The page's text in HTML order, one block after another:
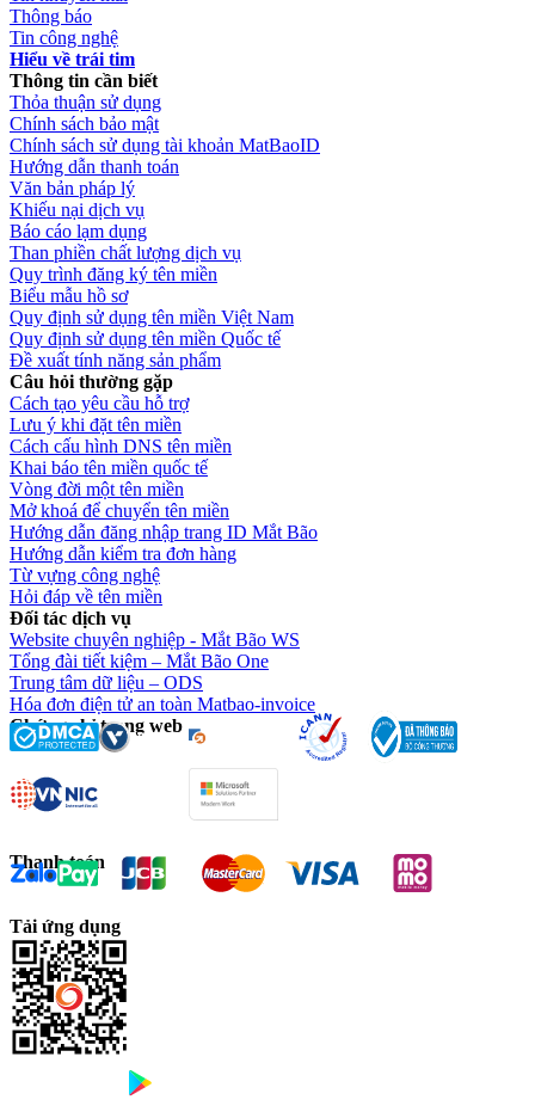
Thông báo
Tin công nghệ
Hiểu về trái tim
Thông tin cần biết
Thỏa thuận sử dụng
Chính sách bảo mật
Chính sách sử dụng tài khoản MatBaoID
Hướng dẫn thanh toán
Văn bản pháp lý
Khiếu nại dịch vụ
Báo cáo lạm dụng
Than phiền chất lượng dịch vụ
Quy trình đăng ký tên miền
Biểu mẫu hồ sơ
Quy định sử dụng tên miền Việt Nam
Quy định sử dụng tên miền Quốc tế
Đề xuất tính năng sản phẩm
Câu hỏi thường gặp
Cách tạo yêu cầu hỗ trợ
Lưu ý khi đặt tên miền
Cách cấu hình DNS tên miền
Khai báo tên miền quốc tế
Vòng đời một tên miền
Mở khoá để chuyển tên miền
Hướng dẫn đăng nhập trang ID Mắt Bão
Hướng dẫn kiểm tra đơn hàng
Từ vựng công nghệ
Hỏi đáp về tên miền
Đối tác dịch vụ
Website chuyên nghiệp - Mắt Bão WS
Tổng đài tiết kiệm – Mắt Bão One
Trung tâm dữ liệu – ODS
Hóa đơn điện tử an toàn Matbao-invoice
Chứng chỉ trang web
Thanh toán
Tải ứng dụng